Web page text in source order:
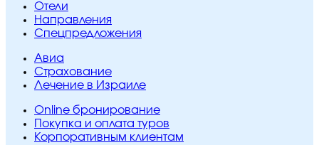
Отели
Направления
Спецпредложения
Авиа
Страхование
Лечение в Израиле
Online бронирование
Покупка и оплата туров
Корпоративным клиентам